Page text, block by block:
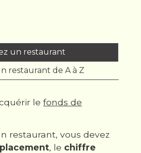
un restaurant
restaurant de A à Z
le fonds de
restaurant, vous devez
, le chiffre